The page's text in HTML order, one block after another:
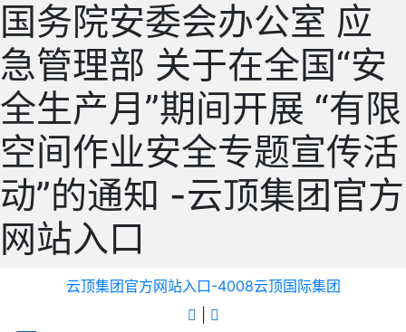
国务院安委会办公室 应
急管理部 关于在全国“安
全生产月”期间开展 “有限
空间作业安全专题宣传活
动”的通知 -云顶集团官方
网站入口
云顶集团官方网站入口-4008云顶国际集团